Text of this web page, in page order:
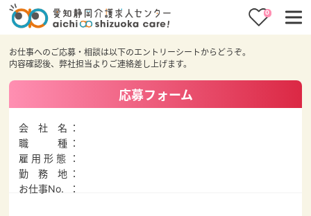
0
お仕事へのご応募・相談は以下のエントリーシートからどうぞ。
内容確認後、弊社担当よりご連絡差し上げます。
応募フォーム
会 社 名
職 種
雇 用 形 態
勤 務 地
お仕事No.